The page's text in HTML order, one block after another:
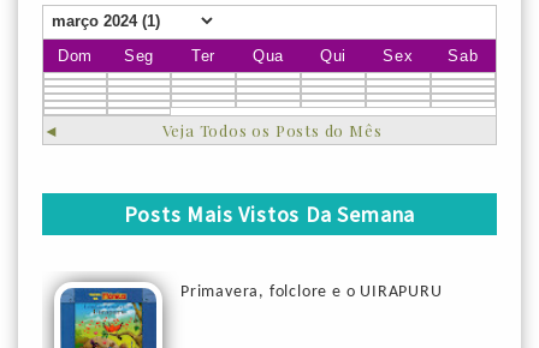
Dom Seg Ter Qua Qui Sex Sab
◄ Veja Todos os Posts do Mês
Posts Mais Vistos Da Semana
Primavera, folclore e o UIRAPURU